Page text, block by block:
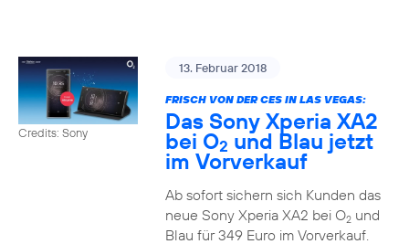
Credits: Sony
13. Februar 2018
FRISCH VON DER CES IN LAS VEGAS:
Das Sony Xperia XA2
bei O2 und Blau jetzt
im Vorverkauf
Ab sofort sichern sich Kunden das
neue Sony Xperia XA2 bei O2und
Blau für 349 Euro im Vorverkauf.